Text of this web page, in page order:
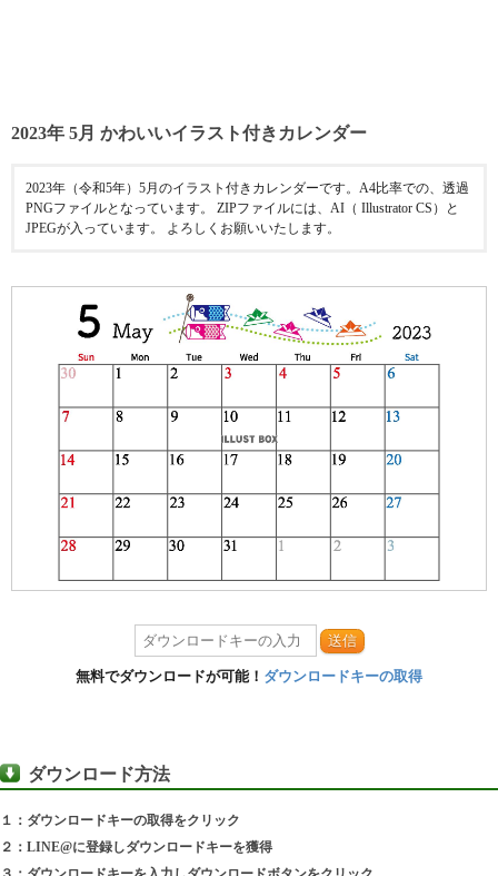
2023年 5月 かわいいイラスト付きカレンダー
2023年（令和5年）5月のイラスト付きカレンダーです。A4比率での、透過
PNGファイルとなっています。 ZIPファイルには、AI（ Illustrator CS）と
JPEGが入っています。 よろしくお願いいたします。
送信
無料でダウンロードが可能！ ダウンロードキーの取得
ダウンロード方法
１：ダウンロードキーの取得をクリック
２：LINE@に登録しダウンロードキーを獲得